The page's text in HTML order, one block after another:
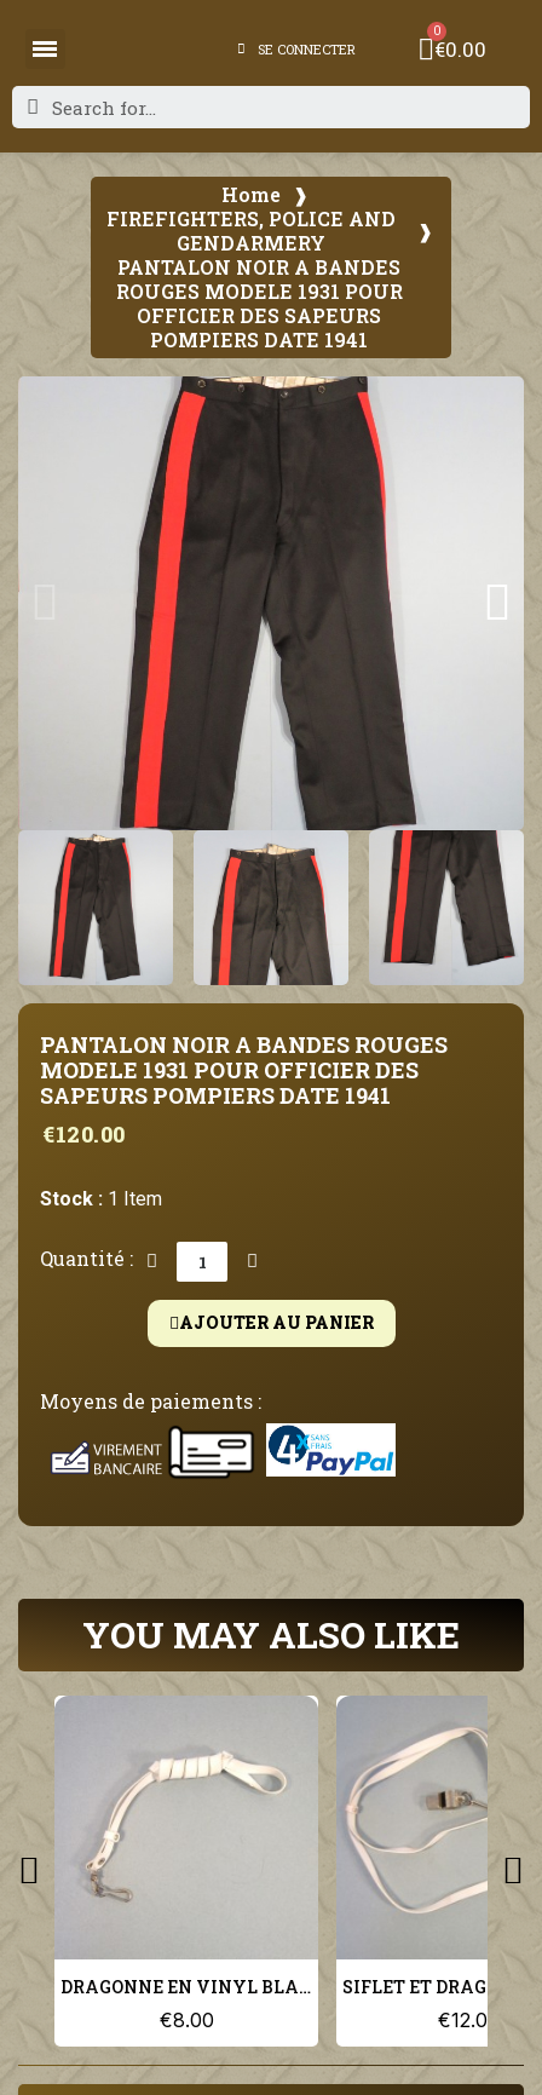
SE CONNECTER €0.00
Home
FIREFIGHTERS, POLICE AND
GENDARMERY
PANTALON NOIR A BANDES
ROUGES MODELE 1931 POUR
OFFICIER DES SAPEURS
POMPIERS DATE 1941
PANTALON NOIR A BANDES ROUGES
MODELE 1931 POUR OFFICIER DES
SAPEURS POMPIERS DATE 1941
€120.00
Stock : 1 Item
Quantité :
AJOUTER AU PANIER
Moyens de paiements :
YOU MAY ALSO LIKE
DRAGONNE EN VINYL BLANC POUR PA GARDE AU DRAPEAU OU GENDARMERIE ET POLICE
€8.00 €12.00